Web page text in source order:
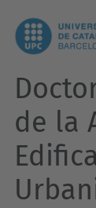
de la